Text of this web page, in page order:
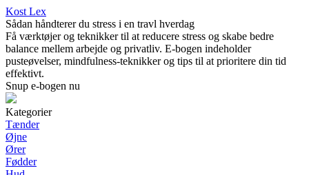
Kost Lex
Sådan håndterer du stress i en travl hverdag
Få værktøjer og teknikker til at reducere stress og skabe bedre
balance mellem arbejde og privatliv. E-bogen indeholder
pusteøvelser, mindfulness-teknikker og tips til at prioritere din tid
effektivt.
Snup e-bogen nu
Kategorier
Tænder
Øjne
Ører
Fødder